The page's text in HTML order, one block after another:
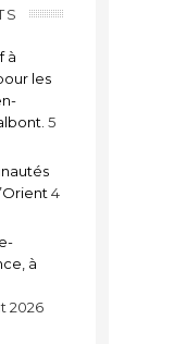
à
les
5
4
à
2026